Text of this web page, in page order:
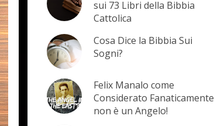
sui 73 Libri della Bibbia
Cattolica
Cosa Dice la Bibbia Sui
Sogni?
Felix Manalo come
Considerato Fanaticamente
non è un Angelo!